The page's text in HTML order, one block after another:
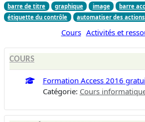
barre de titre
graphique image barre
étiquette du contrôle
automatiser des actions
Cours Activités et
COURS
Formation Access 2016
Catégorie: Cours